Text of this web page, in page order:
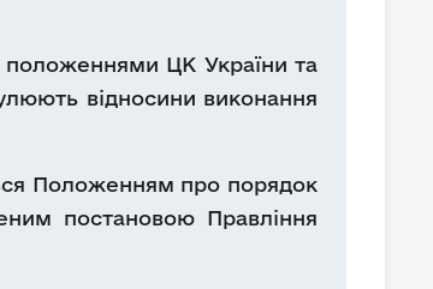
положеннями ЦК України та
відносини виконання
Положенням про порядок
постановою Правління